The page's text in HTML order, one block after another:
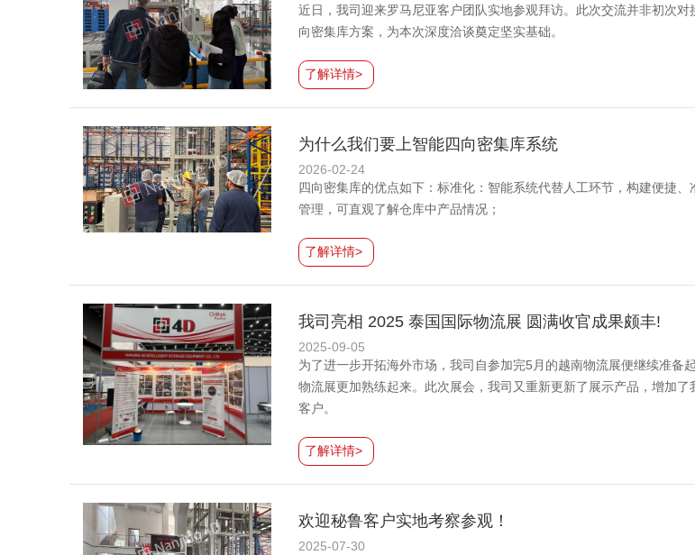
近日，我司迎来罗马尼亚客户团队实地参观拜访。此次交流并非初次
向密集库方案，为本次深度洽谈奠定坚实基础。
了解详情>
为什么我们要上智能四向密集库系统
2026-02-24
四向密集库的优点如下：标准化：智能系统代替人工环节，构建便捷
管理，可直观了解仓库中产品情况；
了解详情>
我司亮相 2025 泰国国际物流展 圆满收官成果颇丰​!
2025-09-05
为了进一步开拓海外市场，我司自参加完5月的越南物流展便继续准
物流展更加熟练起来。此次展会，我司又重新更新了展示产品，增加
客户。
了解详情>
欢迎秘鲁客户实地考察参观！
2025-07-30